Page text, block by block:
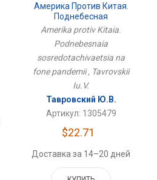
Америка Против Китая.
Поднебесная
Сосредотачивается На
Фоне Пандемии
Amerika protiv Kitaia.
Podnebesnaia
sosredotachivaetsia na
fone pandemii , Tavrovskii
Iu.V.
Тавровский Ю.В.
Артикул: 1305479
$22.71
Доставка за 14–20 дней